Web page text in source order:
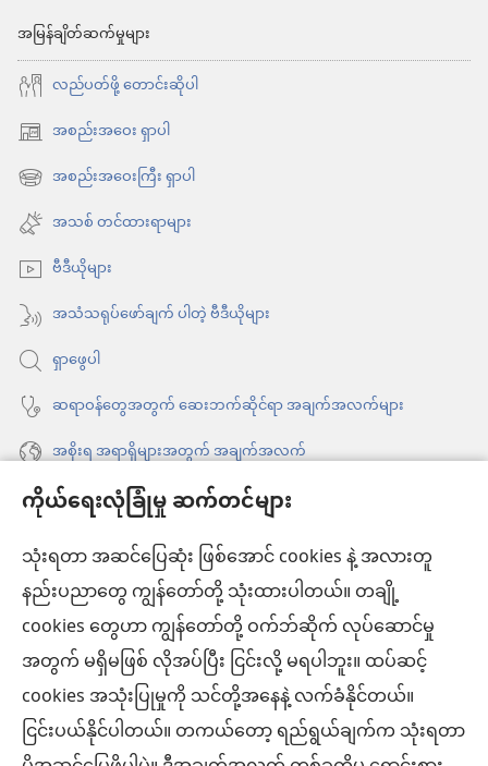
ကိုယ်ရေးလုံခြုံမှု ဆက်တင်များ
သုံးရတာ အဆင်ပြေဆုံး ဖြစ်အောင် cookies နဲ့ အလားတူ
နည်းပညာတွေ ကျွန်တော်တို့ သုံးထားပါတယ်။ တချို့
cookies တွေဟာ ကျွန်တော်တို့ ဝက်ဘ်ဆိုက် လုပ်ဆောင်မှု
အတွက် မရှိမဖြစ် လိုအပ်ပြီး ငြင်းလို့ မရပါဘူး။ ထပ်ဆင့်
cookies အသုံးပြုမှုကို သင်တို့အနေနဲ့ လက်ခံနိုင်တယ်။
ငြင်းပယ်နိုင်ပါတယ်။ တကယ်တော့ ရည်ရွယ်ချက်က သုံးရတာ
အမြန်ချိတ်ဆက်မှုများ
လည်ပတ်ဖို့ တောင်းဆိုပါ
အစည်းအဝေး ရှာပါ
(window
အသစ်
င့်
နေ
ပါ
တယ်)
အစည်းအဝေးကြီး ရှာပါ
(window
အသစ်
င့်
နေ
ပါ
တယ်)
အသစ် တင်ထားရာများ
ဗီဒီယိုများ
အသံသရုပ်ဖော်ချက် ပါတဲ့ ဗီဒီယိုများ
ရှာဖွေပါ
ဆရာဝန်တွေအတွက် ဆေးဘက်ဆိုင်ရာ အချက်အလက်များ
အစိုးရ အရာရှိများအတွက် အချက်အလက်
အကူအညီ
အလှူငွေ
(window
အသစ်
ဖွ
င့်
နေ
ပါ
တယ်)
ကင်းမျှော်စင် အွန်လိုင်းစာကြည့်တိုက်™
(window
အသစ်
ဖွ
င့်
နေ
JW Hub®
(window
အသစ်
ဖွ
JW Library®